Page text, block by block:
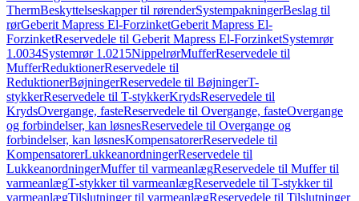
ThermBeskyttelseskapper til rørenderSystempakningerBeslag til
rørGeberit Mapress El-ForzinketGeberit Mapress El-
ForzinketReservedele til Geberit Mapress El-ForzinketSystemrør
1.0034Systemrør 1.0215NippelrørMufferReservedele til
MufferReduktionerReservedele til
ReduktionerBøjningerReservedele til BøjningerT-
stykkerReservedele til T-stykkerKrydsReservedele til
KrydsOvergange, fasteReservedele til Overgange, fasteOvergange
og forbindelser, kan løsnesReservedele til Overgange og
forbindelser, kan løsnesKompensatorerReservedele til
KompensatorerLukkeanordningerReservedele til
LukkeanordningerMuffer til varmeanlægReservedele til Muffer til
varmeanlægT-stykker til varmeanlægReservedele til T-stykker til
varmeanlægTilslutninger til varmeanlægReservedele til Tilslutninger